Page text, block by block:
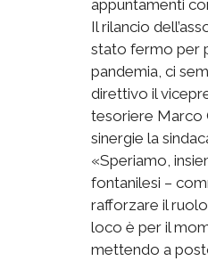
appuntamenti
Il rilancio
stato fermo per
pandemia, ci
direttivo il
tesoriere Marco
sinergie la
«Speriamo,
fontanilesi –
rafforzare il
loco è per il
mettendo a